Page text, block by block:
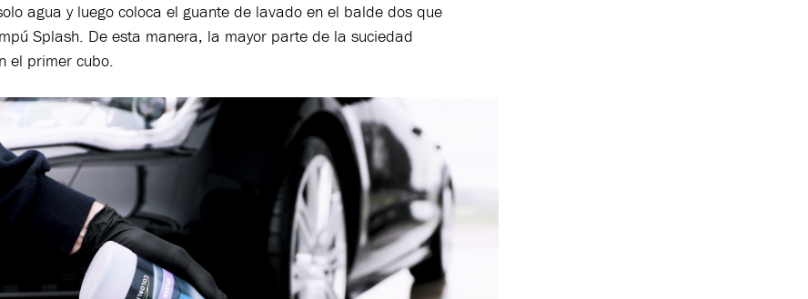
agua y luego coloca el guante de lavado en el balde dos que
Splash. De esta manera, la mayor parte de la suciedad
el primer cubo.